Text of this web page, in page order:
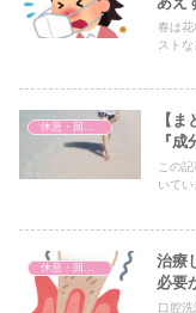
春は花
スト
【
『
この
いて
治療
必要
口腔